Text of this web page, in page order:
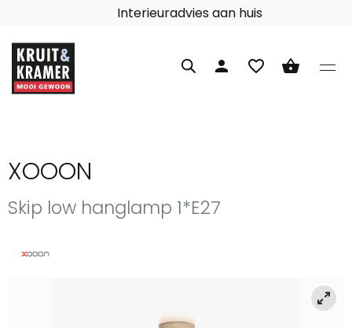
Interieuradvies aan huis
person favorite_border shopping_basket
XOOON
Skip low hanglamp 1*E27